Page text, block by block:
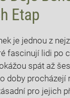
Etap
je jednou z
fascinují lidi⁤ po
spát až⁢
doby procházejí
pro jejich